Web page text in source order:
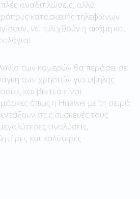
αναδιπλώσεις, αλλά
κατασκευής τηλεφώνων
να τυλιχθούν ή ακόμη και
των καμερών θα περάσει σε
των χρηστών για υψηλής
και βίντεο είναι
όπως η Huawei με τη σειρά
στις συσκευές τους
αναλύσεις,
και καλύτερες